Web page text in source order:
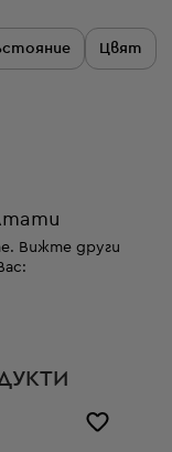
Цвят
Вижте други